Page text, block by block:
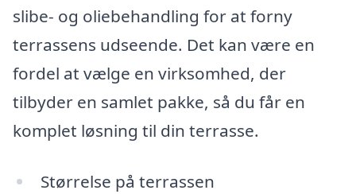
slibe- og oliebehandling for at forny
terrassens udseende. Det kan være en
fordel at vælge en virksomhed, der
tilbyder en samlet pakke, så du får en
komplet løsning til din terrasse.
Størrelse på terrassen